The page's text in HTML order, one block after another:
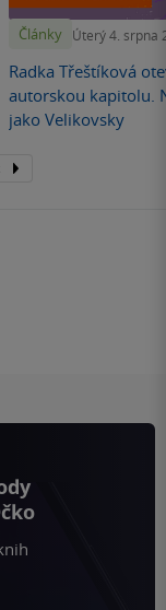
Články Úterý 4. srpna
Radka Třeštíková
autorskou kapitolu.
jako Velikovsky